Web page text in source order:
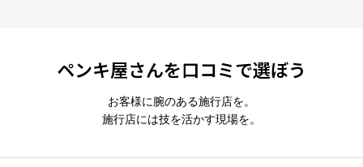
ペンキ屋さんを口コミで選ぼう
お客様に腕のある施行店を。
施行店には技を活かす現場を。